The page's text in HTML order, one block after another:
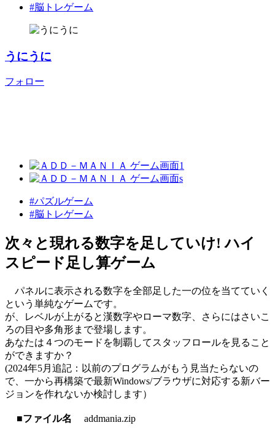
#脳トレゲーム
うにうに
フォロー
#パズルゲーム
#脳トレゲーム
次々と現れる数字を足していけ! ハイ
スピード足し算ゲーム
パネルに表示される数字を全部足した一の位を当てていく
という単純なゲームです。
が、レベルが上がると漢数字やローマ数字、さらにはさいこ
ろの目や多角形まで登場します。
あなたは４つのモードを制覇してスタッフロールを見ること
ができますか？
(2024年5月追記：以前のプログラムがもう見当たらないの
で、一から再構築で最新Windows/ブラウザに対応する新バー
ジョンを作れないか検討します）
■ファイル名
addmania.zip